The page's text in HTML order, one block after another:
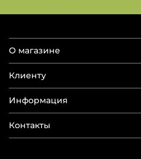
О магазине
Клиенту
Информация
Контакты